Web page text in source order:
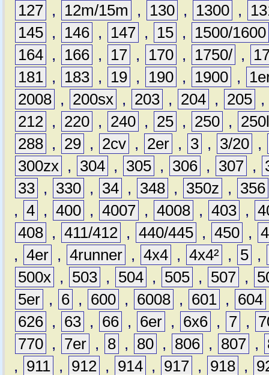
127 , 12m/15m , 130 , 1300 ,
145 , 146 , 147 , 15 ,
1500/1600
164 , 166 , 17 , 170 , 1750/ ,
181 , 183 , 19 , 190 , 1900 ,
2008 , 200sx , 203 , 204 , 205 ,
212 , 220 , 240 , 25 , 250 ,
288 , 29 , 2cv , 2er , 3 , 3/20 ,
300zx , 304 , 305 , 306 , 307 ,
33 , 330 , 34 , 348 , 350z ,
356
, 4 , 400 , 4007 , 4008 , 403 ,
408 , 411/412 , 440/445 , 450 ,
, 4er , 4runner , 4x4 , 4x4² , 5 ,
500x , 503 , 504 , 505 , 507 ,
5er , 6 , 600 , 6008 , 601 , 604
626 , 63 , 66 , 6er , 6x6 , 7 ,
770 , 7er , 8 , 80 , 806 , 807 ,
,
911 , 912 , 914 , 917 , 918 ,